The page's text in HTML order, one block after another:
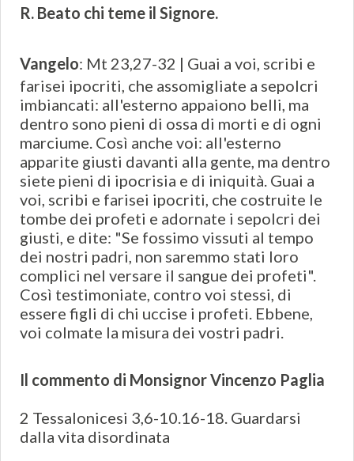
R. Beato chi teme il Signore.
Vangelo: Mt 23,27-32 | Guai a voi, scribi e
farisei ipocriti, che assomigliate a sepolcri
imbiancati: all'esterno appaiono belli, ma
dentro sono pieni di ossa di morti e di ogni
marciume. Così anche voi: all'esterno
apparite giusti davanti alla gente, ma dentro
siete pieni di ipocrisia e di iniquità. Guai a
voi, scribi e farisei ipocriti, che costruite le
tombe dei profeti e adornate i sepolcri dei
giusti, e dite: "Se fossimo vissuti al tempo
dei nostri padri, non saremmo stati loro
complici nel versare il sangue dei profeti".
Così testimoniate, contro voi stessi, di
essere figli di chi uccise i profeti. Ebbene,
voi colmate la misura dei vostri padri.
Il commento di Monsignor Vincenzo Paglia
2 Tessalonicesi 3,6-10.16-18. Guardarsi
dalla vita disordinata